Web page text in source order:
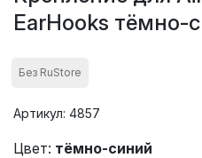
EarHooks тёмно-
Без RuStore
Артикул: 4857
Цвет: тёмно-синий